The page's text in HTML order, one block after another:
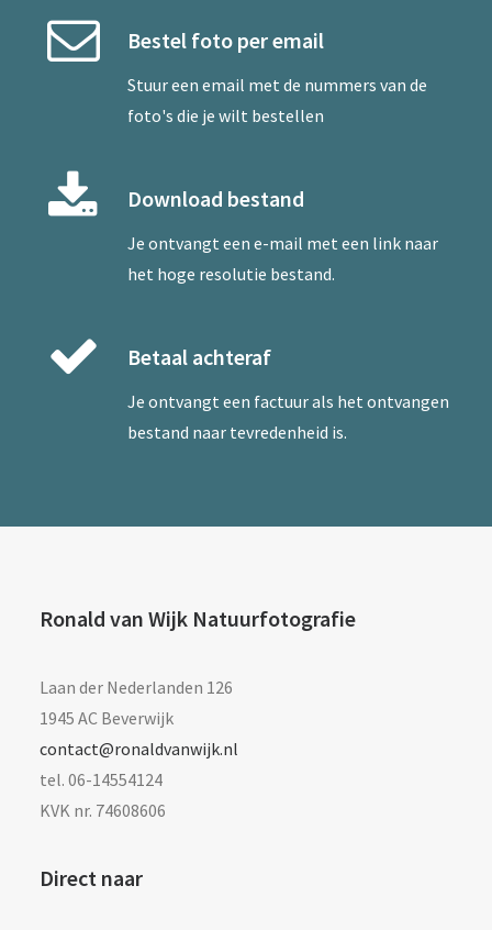
Bestel foto per email
Stuur een email met de nummers van de
foto's die je wilt bestellen
Download bestand
Je ontvangt een e-mail met een link naar
het hoge resolutie bestand.
Betaal achteraf
Je ontvangt een factuur als het ontvangen
bestand naar tevredenheid is.
Ronald van Wijk Natuurfotografie
Laan der Nederlanden 126
1945 AC Beverwijk
contact@ronaldvanwijk.nl
tel. 06-14554124
KVK nr. 74608606
Direct naar